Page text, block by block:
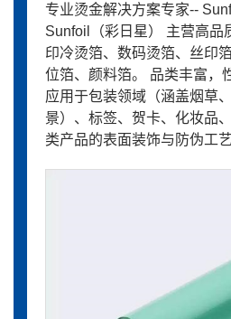
专业烫金解决方案专家--
Sunfoil（彩日星） 主营高品
印冷烫箔、数码烫箔、丝印
位箔、颜料箔。 品类丰富，
应用于包装领域（涵盖烟草
景）、标签、贺卡、化妆品
类产品的表面装饰与防伪工艺